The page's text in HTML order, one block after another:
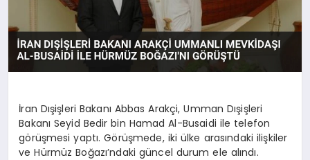
İran Dışişleri Bakanı Abbas Arakçi, Umman Dışişleri
Bakanı Seyid Bedir bin Hamad Al-Busaidi ile telefon
görüşmesi yaptı. Görüşmede, iki ülke arasındaki ilişkiler
ve Hürmüz Boğazı’ndaki güncel durum ele alındı.